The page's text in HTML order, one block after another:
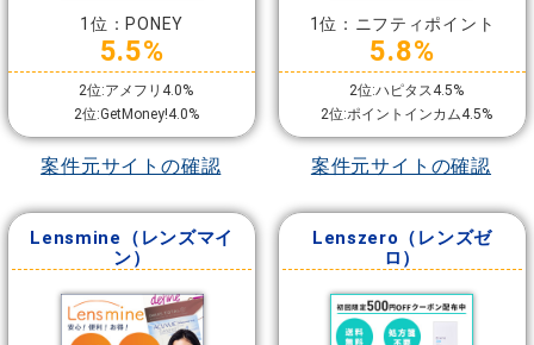
1位：PONEY
5.5%
2位:アメフリ4.0%
2位:GetMoney!4.0%
案件元サイトの確認
1位：ニフティポイント
5.8%
2位:ハピタス4.5%
2位:ポイントインカム4.5%
案件元サイトの確認
Lensmine（レンズマイ
ン）
Lenszero（レンズゼ
ロ）